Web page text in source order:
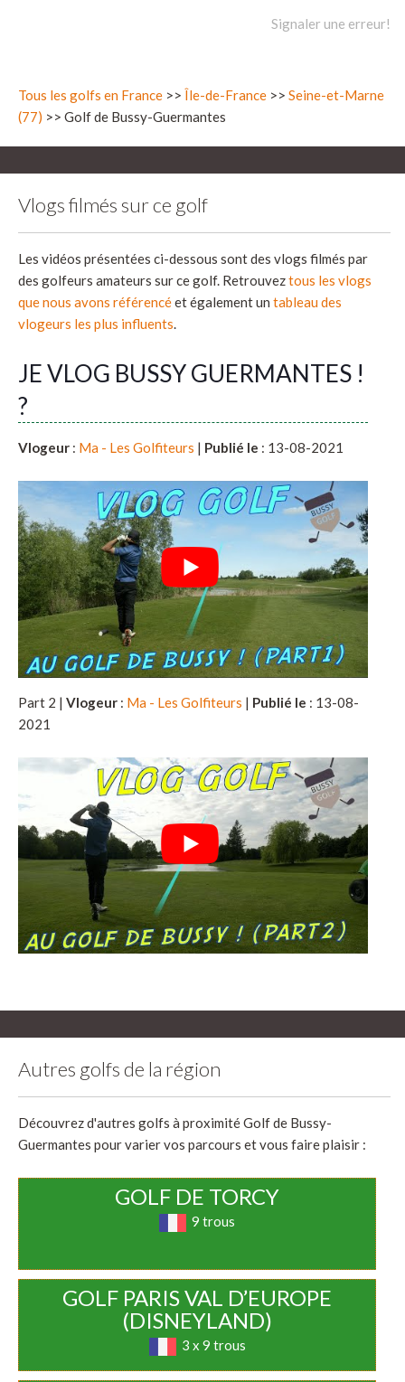
Signaler une erreur!
Tous les golfs en France >> Île-de-France >> Seine-et-Marne
(77) >> Golf de Bussy-Guermantes
Vlogs filmés sur ce golf
Les vidéos présentées ci-dessous sont des vlogs filmés par
des golfeurs amateurs sur ce golf. Retrouveztous les vlogs
que nous avons référencéet également un tableau des
vlogeurs les plus influents.
JE VLOG BUSSY GUERMANTES !
?
Vlogeur : Ma - Les Golfiteurs | Publié le : 13-08-2021
Part 2 | Vlogeur : Ma - Les Golfiteurs | Publié le : 13-08-
2021
Autres golfs de la région
Découvrez d'autres golfs à proximité Golf de Bussy-
Guermantes pour varier vos parcours et vous faire plaisir :
GOLF DE TORCY
9 trous
GOLF PARIS VAL D’EUROPE
(DISNEYLAND)
3 x 9 trous